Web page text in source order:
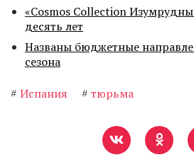
«Cosmos Collection
десять лет
Названы бюджетные
сезона
# Испания # тюрьма